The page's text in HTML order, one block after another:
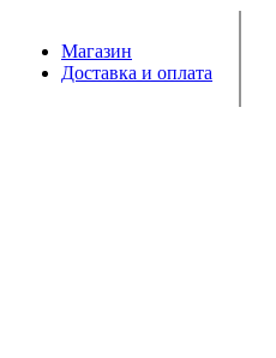
Магазин
Доставка и оплата